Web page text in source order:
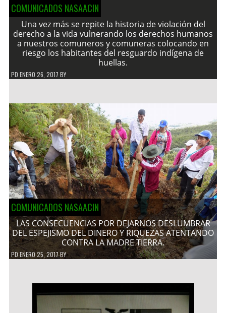
COMUNICADOS NASAACIN
Una vez más se repite la historia de violación del
derecho a la vida vulnerando los derechos humanos
a nuestros comuneros y comuneras colocando en
riesgo los habitantes del resguardo indígena de
huellas.
PD ENERO 26, 2017 BY
COMUNICADOS NASAACIN
LAS CONSECUENCIAS POR DEJARNOS DESLUMBRAR
DEL ESPEJISMO DEL DINERO Y RIQUEZAS ATENTANDO
CONTRA LA MADRE TIERRA.
PDENERO 25, 2017BY